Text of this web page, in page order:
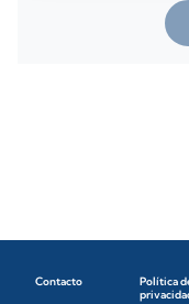
Contacto
Política